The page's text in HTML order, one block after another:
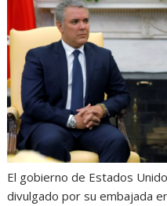
El gobierno de Estados
divulgado por su embajada